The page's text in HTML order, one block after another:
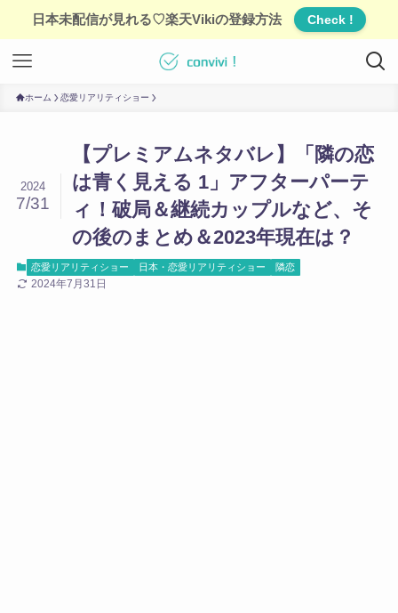
日本未配信が見れる♡楽天Vikiの登録方法 Check !
ホーム 恋愛リアリティショー
【プレミアムネタバレ】「隣の恋
は青く見える 1」アフターパーテ
ィ！破局＆継続カップルなど、そ
の後のまとめ＆2023年現在は？
2024
7/31
恋愛リアリティショー 日本・恋愛リアリティショー 隣恋
2024年7月31日